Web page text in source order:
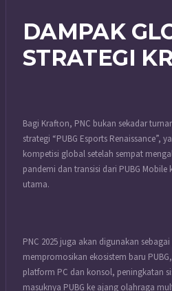
DAMPAK
STRATEGI
Bagi Krafton, PNC bukan sekadar
strategi “PUBG Esports Renaissance”,
kompetisi global setelah sempat
pandemi dan transisi dari PUBG Mobile
utama.
PNC 2025 juga akan digunakan
mempromosikan ekosistem baru
platform PC dan konsol, peningkatan
masuknya PUBG ke ajang olahraga